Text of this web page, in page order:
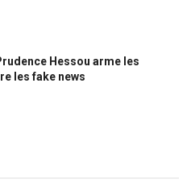
Hessou arme les
les fake news